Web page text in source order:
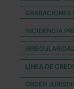
GRABACIONES
INCIDENCIA
LÍNEA DE
ORDEN